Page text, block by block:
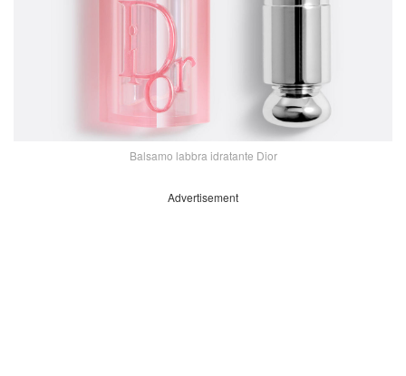
Balsamo labbra idratante Dior
Advertisement